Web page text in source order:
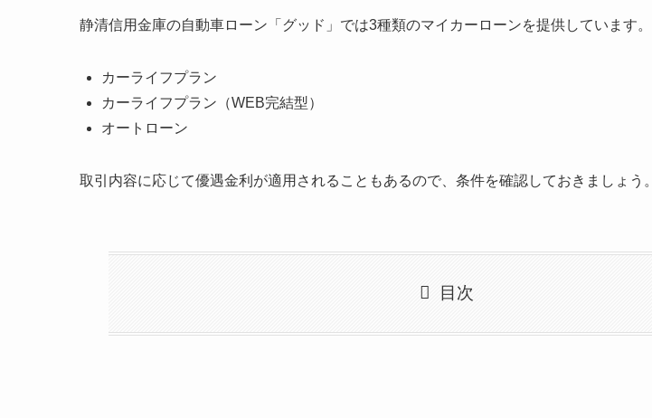
静清信用金庫の自動車ローン「グッド」では3種類のマイカーローンを提供しています。
カーライフプラン
カーライフプラン（WEB完結型）
オートローン
取引内容に応じて優遇金利が適用されることもあるので、条件を確認しておきましょう。
目次